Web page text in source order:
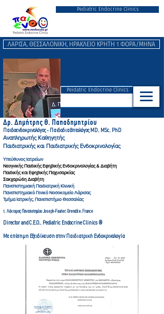
Pediatric Endocrine Clinics
ΛΑΡΙΣΑ, ΘΕΣΣΑΛΟΝΙΚΗ, ΗΡΑΚΛΕΙΟ ΚΡΗΤΗ 1 ΦΟΡΑ/ΜΗΝΑ
Peidatric Endocrine Clinics
Δρ. Δημήτρης Θ. Παπαδημητρίου
Παιδοενδοκρινολόγος - Παιδοδιαβητολόγος MD, MSc, PhD
Αναπληρωτής Καθηγητής
Παιδιατρικής και Παιδιατρικής Ενδοκρινολογίας
Υπεύθυνος Ιατρείων
Νεογνικής Παιδικής Εφηβικής Ενδοκρινολογίας & Διαβήτη
Παιδικής και Εφηβικής Παχυσαρκίας
Σακχαρώδη Διαβήτη
Πανεπιστημιακή Παιδιατρική Κλινική
Πανεπιστημιακό Γενικό Νοσοκομείο Λάρισας
Τμήμα Ιατρικής, Πανεπιστήμιο Θεσσαλίας
τ. Λέκτορας Πανεπιστημίου Joseph-Fourier, Grenoble, France
Director and C.E.O., Pediatric Endocrine Clinics ®
Με επίσημη Εξειδίκευση στην Παιδιατρική Ενδοκρινολογία